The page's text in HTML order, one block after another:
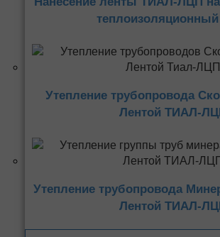
Утепление трубопровода
Лентой ТИАЛ-
Утепление трубопровода
Лентой ТИАЛ-